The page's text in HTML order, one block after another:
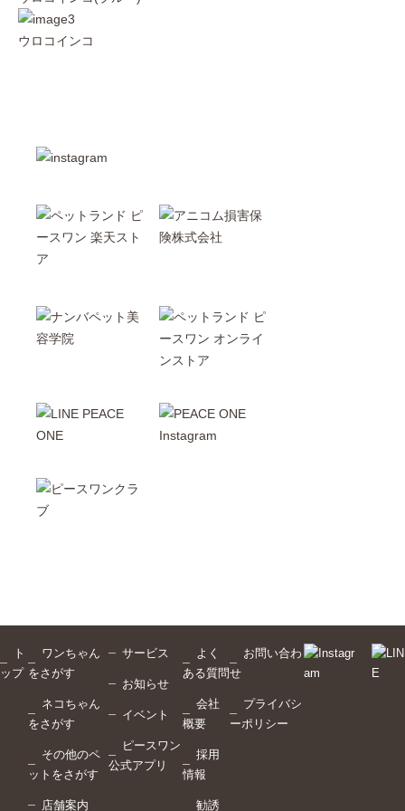
ウロコインコ
ト
ップ
ワンちゃん
をさがす
ネコちゃん
をさがす
その他のペ
ットをさがす
店舗案内
サービス
お知らせ
イベント
ピースワン
公式アプリ
よく
ある質問
会社
概要
採用
情報
勧誘
お問い合わ
せ
プライバシ
ーポリシー